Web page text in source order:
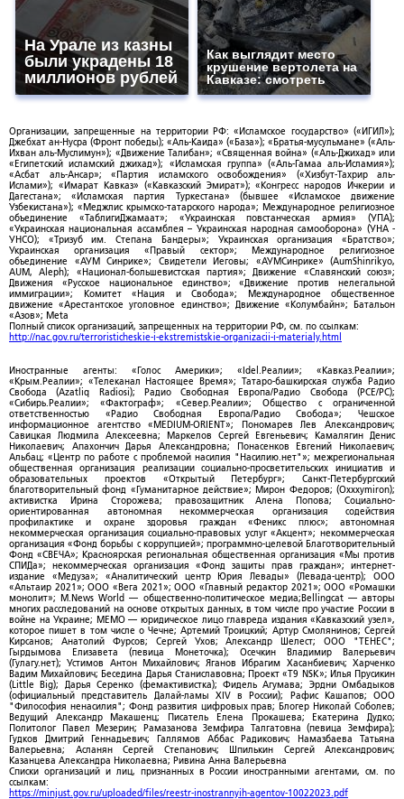
На Урале из казны
были украдены 18
миллионов рублей
Как выглядит место
крушение вертолета на
Кавказе: смотреть
Организации, запрещенные на территории РФ: «Исламское государство» («ИГИЛ»);
Джебхат ан-Нусра (Фронт победы); «Аль-Каида» («База»); «Братья-мусульмане» («Аль-
Ихван аль-Муслимун»); «Движение Талибан»; «Священная война» («Аль-Джихад» или
«Египетский исламский джихад»); «Исламская группа» («Аль-Гамаа аль-Исламия»);
«Асбат аль-Ансар»; «Партия исламского освобождения» («Хизбут-Тахрир аль-
Ислами»); «Имарат Кавказ» («Кавказский Эмират»); «Конгресс народов Ичкерии и
Дагестана»; «Исламская партия Туркестана» (бывшее «Исламское движение
Узбекистана»); «Меджлис крымско-татарского народа»; Международное религиозное
объединение «ТаблигиДжамаат»; «Украинская повстанческая армия» (УПА);
«Украинская национальная ассамблея – Украинская народная самооборона» (УНА -
УНСО); «Тризуб им. Степана Бандеры»; Украинская организация «Братство»;
Украинская организация «Правый сектор»; Международное религиозное
объединение «АУМ Синрике»; Свидетели Иеговы; «АУМСинрике» (AumShinrikyo,
AUM, Aleph); «Национал-большевистская партия»; Движение «Славянский союз»;
Движения «Русское национальное единство»; «Движение против нелегальной
иммиграции»; Комитет «Нация и Свобода»; Международное общественное
движение «Арестантское уголовное единство»; Движение «Колумбайн»; Батальон
«Азов»; Meta
Полный список организаций, запрещенных на территории РФ, см. по ссылкам:
http://nac.gov.ru/terroristicheskie-i-ekstremistskie-organizacii-i-materialy.html
Иностранные агенты: «Голос Америки»; «Idel.Реалии»; «Кавказ.Реалии»;
«Крым.Реалии»; «Телеканал Настоящее Время»; Татаро-башкирская служба Радио
Свобода (Azatliq Radiosi); Радио Свободная Европа/Радио Свобода (PCE/PC);
«Сибирь.Реалии»; «Фактограф»; «Север.Реалии»; Общество с ограниченной
ответственностью «Радио Свободная Европа/Радио Свобода»; Чешское
информационное агентство «MEDIUM-ORIENT»; Пономарев Лев Александрович;
Савицкая Людмила Алексеевна; Маркелов Сергей Евгеньевич; Камалягин Денис
Николаевич; Апахончич Дарья Александровна; Понасенков Евгений Николаевич;
Альбац; «Центр по работе с проблемой насилия "Насилию.нет"»; межрегиональная
общественная организация реализации социально-просветительских инициатив и
образовательных проектов «Открытый Петербург»; Санкт-Петербургский
благотворительный фонд «Гуманитарное действие»; Мирон Федоров; (Oxxxymiron);
активистка Ирина Сторожева; правозащитник Алена Попова; Социально-
ориентированная автономная некоммерческая организация содействия
профилактике и охране здоровья граждан «Феникс плюс»; автономная
некоммерческая организация социально-правовых услуг «Акцент»; некоммерческая
организация «Фонд борьбы с коррупцией»; программно-целевой Благотворительный
Фонд «СВЕЧА»; Красноярская региональная общественная организация «Мы против
СПИДа»; некоммерческая организация «Фонд защиты прав граждан»; интернет-
издание «Медуза»; «Аналитический центр Юрия Левады» (Левада-центр); ООО
«Альтаир 2021»; ООО «Вега 2021»; ООО «Главный редактор 2021»; ООО «Ромашки
монолит»; M.News World — общественно-политическое медиа;Bellingcat — авторы
многих расследований на основе открытых данных, в том числе про участие России в
войне на Украине; МЕМО — юридическое лицо главреда издания «Кавказский узел»,
которое пишет в том числе о Чечне; Артемий Троицкий; Артур Смолянинов; Сергей
Кирсанов; Анатолий Фурсов; Сергей Ухов; Александр Шелест; ООО "ТЕНЕС";
Гырдымова Елизавета (певица Монеточка); Осечкин Владимир Валерьевич
(Гулагу.нет); Устимов Антон Михайлович; Яганов Ибрагим Хасанбиевич; Харченко
Вадим Михайлович; Беседина Дарья Станиславовна; Проект «T9 NSK»; Илья Прусикин
(Little Big); Дарья Серенко (фемактивистка); Фидель Агумава; Эрдни Омбадыков
(официальный представитель Далай-ламы XIV в России); Рафис Кашапов; ООО
"Философия ненасилия"; Фонд развития цифровых прав; Блогер Николай Соболев;
Ведущий Александр Макашенц; Писатель Елена Прокашева; Екатерина Дудко;
Политолог Павел Мезерин; Рамазанова Земфира Талгатовна (певица Земфира);
Гудков Дмитрий Геннадьевич; Галлямов Аббас Радикович; Намазбаева Татьяна
Валерьевна; Асланян Сергей Степанович; Шпилькин Сергей Александрович;
Казанцева Александра Николаевна; Ривина Анна Валерьевна
Списки организаций и лиц, признанных в России иностранными агентами, см. по
ссылкам:
https://minjust.gov.ru/uploaded/files/reestr-inostrannyih-agentov-10022023.pdf